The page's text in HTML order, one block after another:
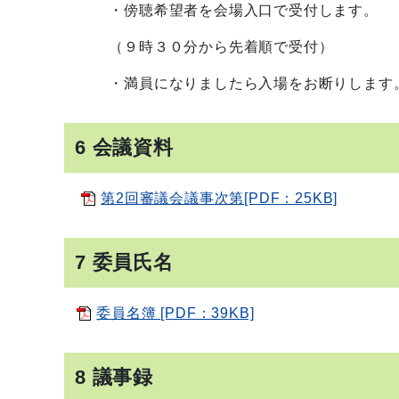
・傍聴希望者を会場入口で受付します。
（９時３０分から先着順で受付）
・満員になりましたら入場をお断りします
6 会議資料
第2回審議会議事次第[PDF：25KB]
7 委員氏名
委員名簿 [PDF：39KB]
8 議事録